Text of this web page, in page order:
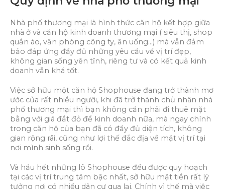
Nhà phố thương mại là hình thức căn hộ kết hợp giữa
nhà ở và căn hộ kinh doanh thương mại ( siêu thị, shop
quần áo, văn phòng công ty, ăn uống…) mà vẫn đảm
bảo đáp ứng đầy đủ những yêu cầu về vị trí đẹp,
không gian sống yên tĩnh, riêng tư và có kết quả kinh
doanh vẫn khá tốt.
Việc sở hữu một căn hộ Shophouse đang trở thành mơ
ước của rất nhiều người, khi đã trở thành chủ nhân nhà
phố thương mại thì bạn không cần phải đi thuê mặt
bằng với giá đắt đỏ để kinh doanh nữa, mà ngay chính
trong căn hộ của bạn đã có đầy đủ diện tích, không
gian rộng rãi, cũng như lợi thế đắc địa về mặt vị trí tại
nơi mình sinh sống rồi.
Và hầu hết những lô Shophouse đều được quy hoạch
tại các vị trí trung tâm bậc nhất, sở hữu mặt tiền rất lý
tưởng nơi có nhiều dân cư qua lại. Chính vì thế mà việc